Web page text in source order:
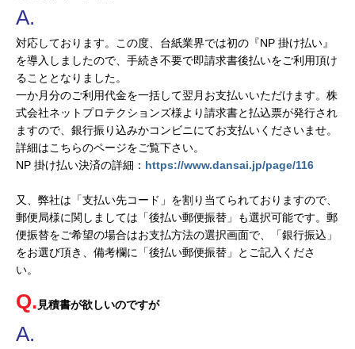
対応しております。この度、台紙業界では初の『NP 掛け払い』
を導入しましたので、手続き不要で即請求書後払いをご利用頂け
ることとなりました。
一か月分のご利用代金を一括して翌月お支払いいただけます。株
式会社ネットプロテクションズ様より請求書と払込票が発行され
ますので、銀行振り込みかコンビニにてお支払いくださいませ。
詳細はこちらのページをご覧下さい。
NP 掛け払い決済の詳細： https://www.dansai.jp/page/116
又、弊社は「支払い先コード」を割り当てられておりますので、
郵便局様に関しましては「後払い郵便振替」も選択可能です。郵
便振替をご希望の場合はお支払方法の選択画面で、「銀行振込」
をお選び頂き、備考欄に「後払い郵便振替」とご記入くださ
い。
見積書が欲しいのですが